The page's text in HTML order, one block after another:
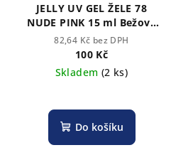
JELLY UV GEL ŽELE 78
NUDE PINK 15 ml Bežový
NOBLES (TPO Free)
82,64 Kč bez DPH
100 Kč
Skladem (2 ks)
Do košíku